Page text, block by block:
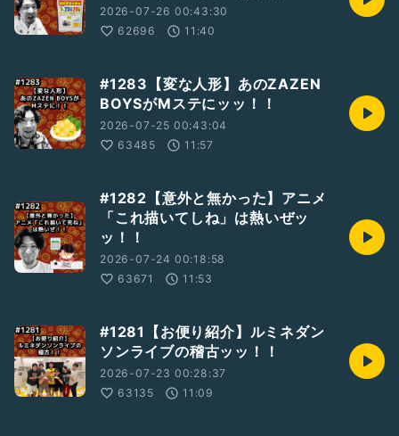
2026-07-26 00:43:30
62696
11:40
#1283【変な人形】あのZAZEN
BOYSがMステにッッ！！
2026-07-25 00:43:04
63485
11:57
#1282【意外と無かった】アニメ
「これ描いてしね」は熱いぜッ
ッ！！
2026-07-24 00:18:58
63671
11:53
#1281【お便り紹介】ルミネダン
ソンライブの稽古ッッ！！
2026-07-23 00:28:37
63135
11:09